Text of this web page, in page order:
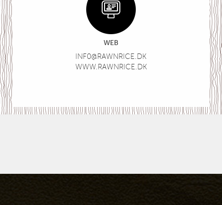
WEB
INF0@RAWNRICE.DK
WWW.RAWNRICE.DK